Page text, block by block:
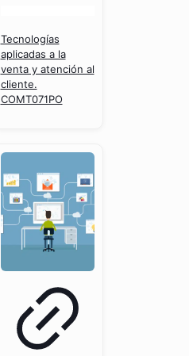
Tecnologías
aplicadas a la
venta y atención al
cliente.
COMT071PO